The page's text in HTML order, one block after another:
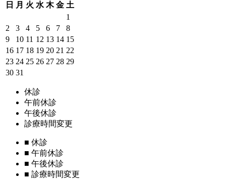
日
月 火 水 木 金 土
1
2
3 4 5 6 7
8
9
10 11 12 13 14 15
16 17 18 19 20 21 22
23 24 25 26 27 28 29
30 31
休診
午前休診
午後休診
診療時間変更
■ 休診
■ 午前休診
■ 午後休診
■ 診療時間変更